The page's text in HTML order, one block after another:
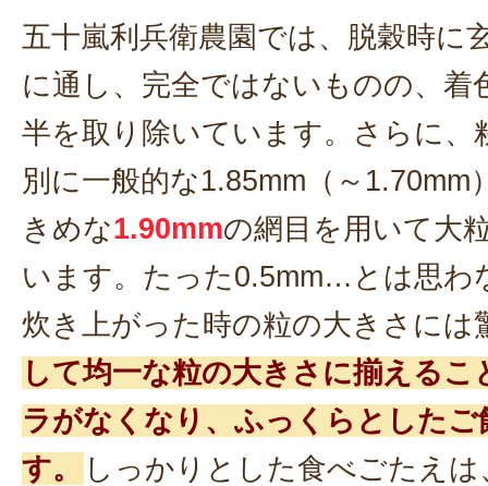
五十嵐利兵衛農園では、脱穀時に
に通し、完全ではないものの、着
半を取り除いています。さらに、
別に一般的な1.85mm（～1.70mm
きめな1.90mmの網目を用いて大
います。たった0.5mm…とは思わ
炊き上がった時の粒の大きさには
して均一な粒の大きさに揃えるこ
ラがなくなり、ふっくらとした
す。
しっかりとした食べごたえ